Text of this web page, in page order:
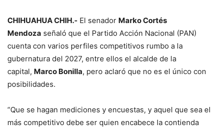
CHIHUAHUA CHIH.- El senador Marko Cortés
Mendoza señaló que el Partido Acción Nacional (PAN)
cuenta con varios perfiles competitivos rumbo a la
gubernatura del 2027, entre ellos el alcalde de la
capital, Marco Bonilla, pero aclaró que no es el único con
posibilidades.
“Que se hagan mediciones y encuestas, y aquel que sea el
más competitivo debe ser quien encabece la contienda